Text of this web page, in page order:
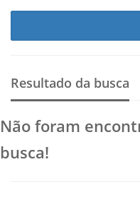
Resultado da busca
Não foram
busca!